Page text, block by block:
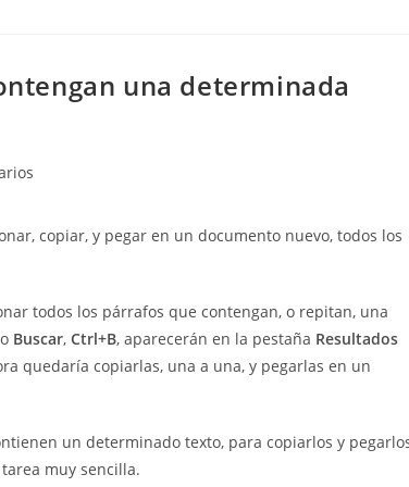
una determinada
copiar, y pegar en un documento nuevo, todos los
todos los párrafos que contengan, o repitan, una
Buscar, Ctrl+B, aparecerán en la pestaña Resultados
quedaría copiarlas, una a una, y pegarlas en un
un determinado texto, para copiarlos y
muy sencilla.